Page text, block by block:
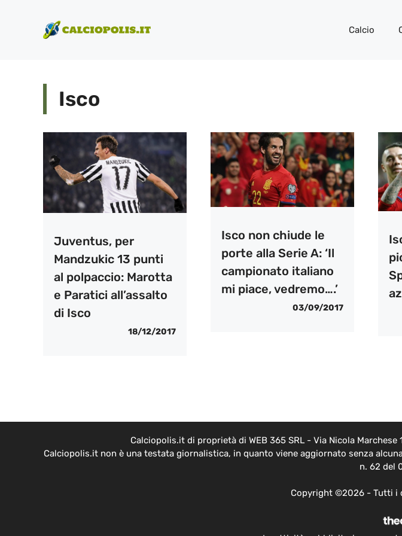
contenuto
Calcio
Isco
Juventus, per
Mandzukic 13 punti
al polpaccio: Marotta
e Paratici all’assalto
di Isco
18/12/2017
Isco non chiude le
porte alla Serie A: ‘Il
campionato italiano
mi piace, vedremo….’
03/09/2017
Calciopolis.it di proprietà di WEB 365 SRL - Via Nicola Marchese
Calciopolis.it non è una testata giornalistica, in quanto viene aggiornato senza
n. 62 del
Copyright ©2026 - Tutti